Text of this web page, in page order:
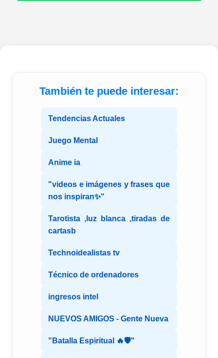
También te puede interesar:
Tendencias Actuales
Juego Mental
Anime ia
"videos e imágenes y frases que
nos inspiran✨"
Tarotista ,luz blanca ,tiradas de
cartasb
Technoidealistas tv
Técnico de ordenadores
ingresos intel
NUEVOS AMIGOS - Gente Nueva
"Batalla Espiritual 🔥🛡️"